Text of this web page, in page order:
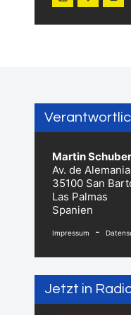
Martin
Av. de
35100 San
Las Palmas
Spanien
Impressum -
Jetzt in